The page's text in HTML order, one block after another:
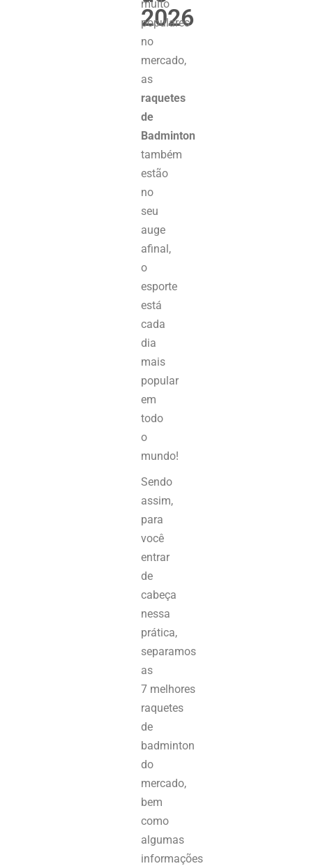
2026
muito
populares
no
mercado,
as
raquetes
de
Badminton
também
estão
no
seu
auge
afinal,
o
esporte
está
cada
dia
mais
popular
em
todo
o
mundo!
Sendo
assim,
para
você
entrar
de
cabeça
nessa
prática,
separamos
as
7 melhores
raquetes
de
badminton
do
mercado,
bem
como
algumas
informações